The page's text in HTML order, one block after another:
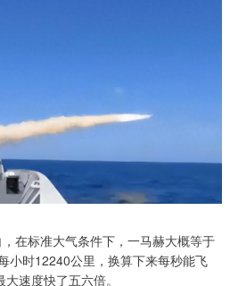
在标准大气条件下，一马赫大概等于
小时12240公里，换算下来每秒能飞
速度快了五六倍。